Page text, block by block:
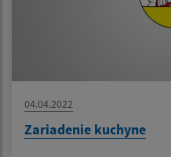
04.04.2022
Zariadenie kuchyne